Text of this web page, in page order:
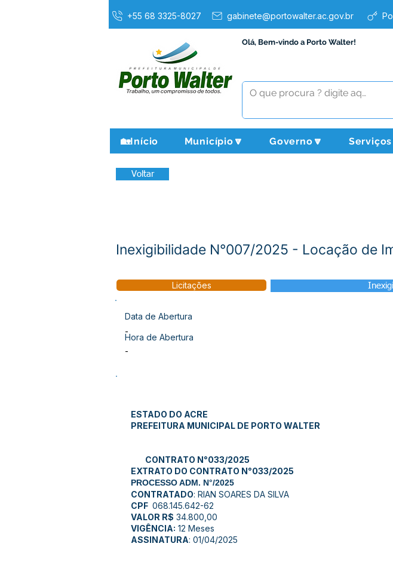
+55 68 3325-8027 gabinete@portowalter.ac.gov.br
Olá, Bem-vindo a Porto Walter!
🏡Início Município🔽 Governo🔽
Voltar
Inexigibilidade N°007/2025 - Locação de
Licitações
Data de Abertura
-
Hora de Abertura
-
ESTADO DO ACRE
PREFEITURA MUNICIPAL DE PORTO WALTER
CONTRATO N°033/2025
EXTRATO DO CONTRATO N°033/2025
PROCESSO ADM. N°/2025
CONTRATADO: RIAN SOARES DA SILVA
CPF 068.145.642-62
VALOR R$ 34.800,00
VIGÊNCIA: 12 Meses
ASSINATURA: 01/04/2025